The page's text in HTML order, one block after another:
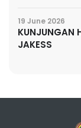
19 June 2026
KUNJUNGAN
JAKESS